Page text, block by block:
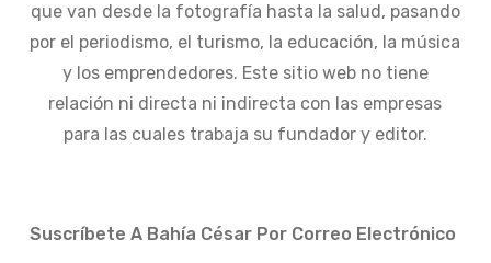
que van desde la fotografía hasta la salud, pasando
por el periodismo, el turismo, la educación, la música
y los emprendedores. Este sitio web no tiene
relación ni directa ni indirecta con las empresas
para las cuales trabaja su fundador y editor.
Suscríbete A Bahía César Por Correo Electrónico